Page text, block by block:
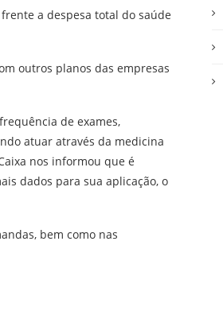
a despesa total do saúde
outros planos das empresas
de exames,
atuar através da medicina
nos informou que é
dados para sua aplicação, o
bem como nas